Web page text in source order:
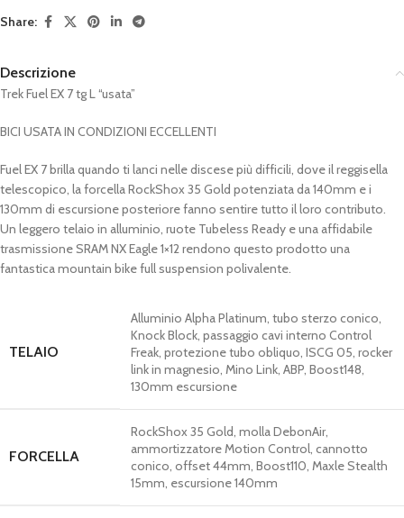
Share:
Descrizione
Trek Fuel EX 7 tg L “usata”
BICI USATA IN CONDIZIONI ECCELLENTI
Fuel EX 7 brilla quando ti lanci nelle discese più difficili, dove il reggisella
telescopico, la forcella RockShox 35 Gold potenziata da 140mm e i
130mm di escursione posteriore fanno sentire tutto il loro contributo.
Un leggero telaio in alluminio, ruote Tubeless Ready e una affidabile
trasmissione SRAM NX Eagle 1×12 rendono questo prodotto una
fantastica mountain bike full suspension polivalente.
TELAIO
Alluminio Alpha Platinum, tubo sterzo conico,
Knock Block, passaggio cavi interno Control
Freak, protezione tubo obliquo, ISCG 05, rocker
link in magnesio, Mino Link, ABP, Boost148,
130mm escursione
FORCELLA
RockShox 35 Gold, molla DebonAir,
ammortizzatore Motion Control, cannotto
conico, offset 44mm, Boost110, Maxle Stealth
15mm, escursione 140mm